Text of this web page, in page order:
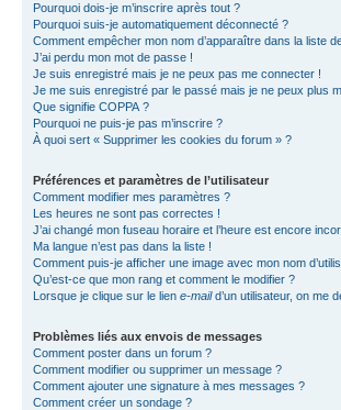
Pourquoi dois-je m’inscrire après tout ?
Pourquoi suis-je automatiquement déconnecté ?
Comment empêcher mon nom d’apparaître dans la liste
J’ai perdu mon mot de passe !
Je suis enregistré mais je ne peux pas me connecter !
Je me suis enregistré par le passé mais je ne peux plus
Que signifie COPPA ?
Pourquoi ne puis-je pas m’inscrire ?
À quoi sert « Supprimer les cookies du forum » ?
Préférences et paramètres de l’utilisateur
Comment modifier mes paramètres ?
Les heures ne sont pas correctes !
J’ai changé mon fuseau horaire et l’heure est encore
Ma langue n’est pas dans la liste !
Comment puis-je afficher une image avec mon nom
Qu’est-ce que mon rang et comment le modifier ?
Lorsque je clique sur le lien e-maild’un utilisateur, on me
Problèmes liés aux envois de messages
Comment poster dans un forum ?
Comment modifier ou supprimer un message ?
Comment ajouter une signature à mes messages ?
Comment créer un sondage ?